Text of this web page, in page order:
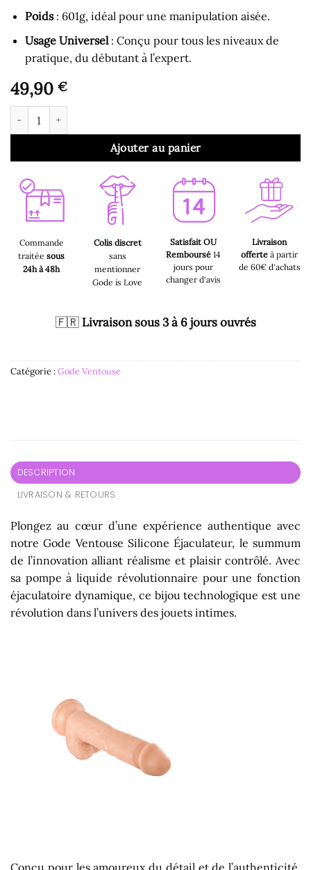
Poids: 601g, idéal pour une manipulation aisée.
Usage Universel: Conçu pour tous les niveaux de
pratique, du débutant à l’expert.
49,90 €
Ajouter au panier
Commande
traitée sous
24h à 48h
Colis discret
sans
mentionner
Gode is Love
Satisfait OU
Remboursé14
jours pour
changer d'avis
Livraison
offerte à partir
de 60€ d'achats
🇫🇷 Livraison sous 3 à 6 jours ouvrés
Catégorie :Gode Ventouse
DESCRIPTION
LIVRAISON & RETOURS
Plongez au cœur d’une expérience authentique avec
notre Gode Ventouse Silicone Éjaculateur, le summum
de l’innovation alliant réalisme et plaisir contrôlé. Avec
sa pompe à liquide révolutionnaire pour une fonction
éjaculatoire dynamique, ce bijou technologique est une
révolution dans l’univers des jouets intimes.